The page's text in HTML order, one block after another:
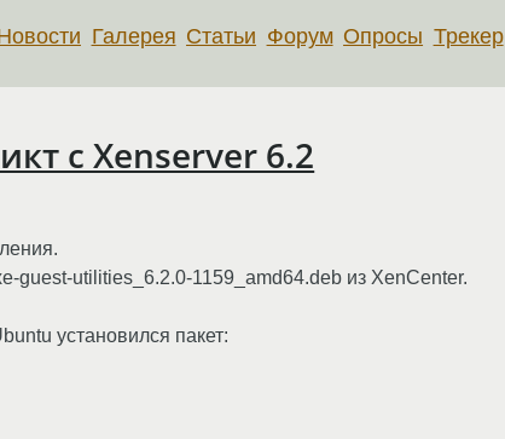
Галерея Статьи Форум Опросы Трекер
с Xenserver 6.2
guest-utilities_6.2.0-1159_amd64.deb из XenCenter.
установился пакет: